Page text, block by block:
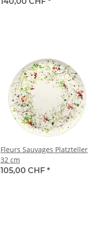
Fleurs Sauvages Platzteller
32 cm
105,00 CHF *